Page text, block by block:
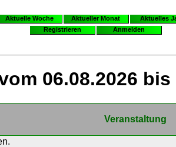
Aktuelle Woche Aktueller Monat Aktuelles
Registrieren
Anmelden
06.08.2026 bis
Veranstaltung